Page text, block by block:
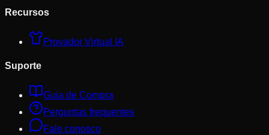
Recursos
Provador Virtual IA
Suporte
Guia de Compra
Perguntas frequentes
Fale conosco